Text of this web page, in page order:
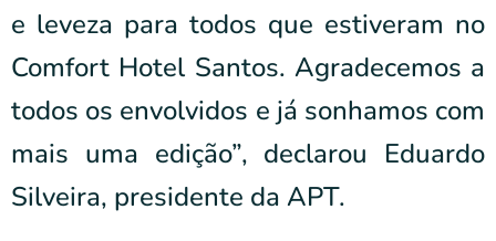
e leveza para todos que estiveram no
Comfort Hotel Santos. Agradecemos a
todos os envolvidos e já sonhamos com
mais uma edição”, declarou Eduardo
Silveira, presidente da APT.